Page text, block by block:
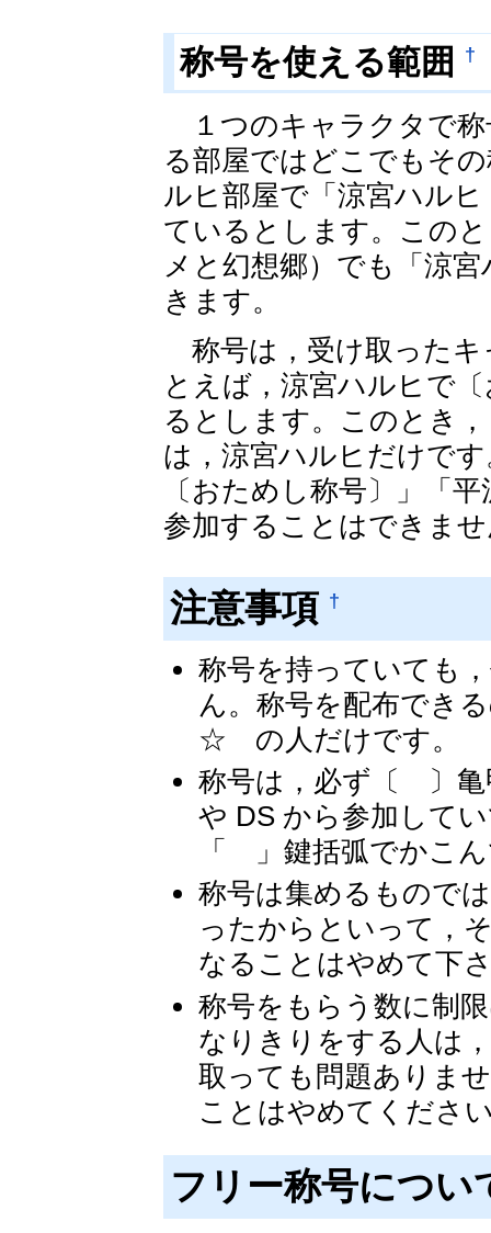
称号を使える範囲 †
１つのキャラクタで称
る部屋ではどこでもそ
ルヒ部屋で「涼宮ハル
ているとします。この
メと幻想郷）でも「涼
きます。
称号は，受け取ったキ
とえば，涼宮ハルヒで
るとします。このとき
は，涼宮ハルヒだけで
〔おためし称号〕」「
参加することはできま
注意事項 †
称号を持っていても
ん。称号を配布で
☆ の人だけです。
称号は，必ず〔 〕亀
や DS から参加して
「 」鍵括弧でかこ
称号は集めるもので
ったからといって，
なることはやめて下
称号をもらう数に制
なりきりをする人は
取っても問題ありま
ことはやめてくださ
フリー称号につ